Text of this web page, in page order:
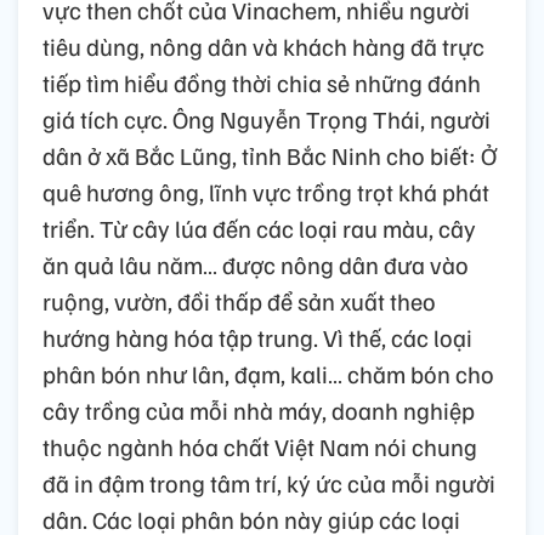
vực then chốt của Vinachem, nhiều người
tiêu dùng, nông dân và khách hàng đã trực
tiếp tìm hiểu đồng thời chia sẻ những đánh
giá tích cực. Ông Nguyễn Trọng Thái, người
dân ở xã Bắc Lũng, tỉnh Bắc Ninh cho biết: Ở
quê hương ông, lĩnh vực trồng trọt khá phát
triển. Từ cây lúa đến các loại rau màu, cây
ăn quả lâu năm… được nông dân đưa vào
ruộng, vườn, đồi thấp để sản xuất theo
hướng hàng hóa tập trung. Vì thế, các loại
phân bón như lân, đạm, kali… chăm bón cho
cây trồng của mỗi nhà máy, doanh nghiệp
thuộc ngành hóa chất Việt Nam nói chung
đã in đậm trong tâm trí, ký ức của mỗi người
dân. Các loại phân bón này giúp các loại